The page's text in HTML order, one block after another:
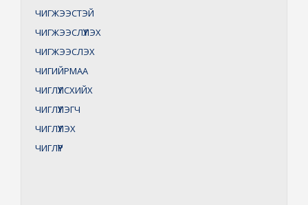
ЧИГЖЭЭСТЭЙ
ЧИГЖЭЭСЛҮҮЛЭХ
ЧИГЖЭЭСЛЭХ
ЧИГИЙРМАА
ЧИГЛҮҮЛСХИЙХ
ЧИГЛҮҮЛЭГЧ
ЧИГЛҮҮЛЭХ
ЧИГЛҮҮР